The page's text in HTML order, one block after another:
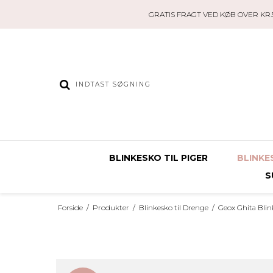
GRATIS FRAGT VED KØB OVER
BLINKESKO TIL PIGER
Forside / Produkter / Blinkesko til Drenge / Geox Ghita